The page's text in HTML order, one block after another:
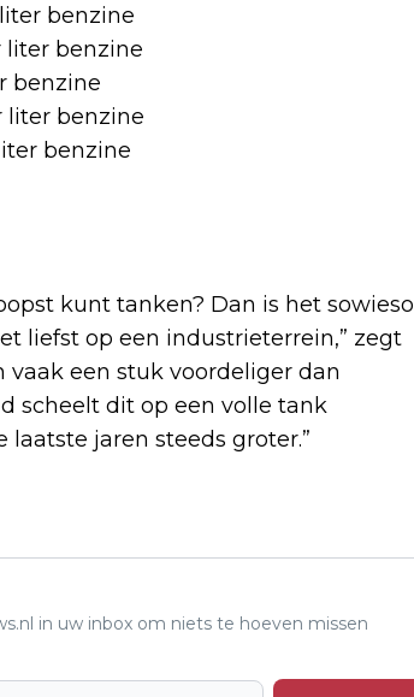
liter benzine
liter benzine
benzine
liter benzine
benzine
kunt tanken? Dan is het sowieso
liefst op een industrieterrein,” zegt
vaak een stuk voordeliger dan
scheelt dit op een volle tank
jaren steeds groter.”
in uw inbox om niets te hoeven missen